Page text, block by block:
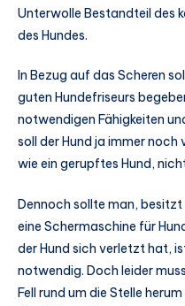
Unterwolle Bestandteil des
des Hundes.
In Bezug auf das Scheren
guten Hundefriseurs
notwendigen Fähigkeiten
soll der Hund ja immer
wie ein gerupftes Hund,
Dennoch sollte man, besitzt
eine Schermaschine für
der Hund sich verletzt hat,
notwendig. Doch leider
Fell rund um die Stelle